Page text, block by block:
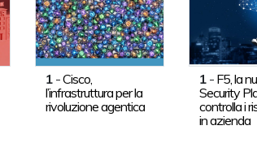
1-Cisco,
l’infrastruttura per la
rivoluzione agentica
1 - F5, la
Security
controlla i
in azienda